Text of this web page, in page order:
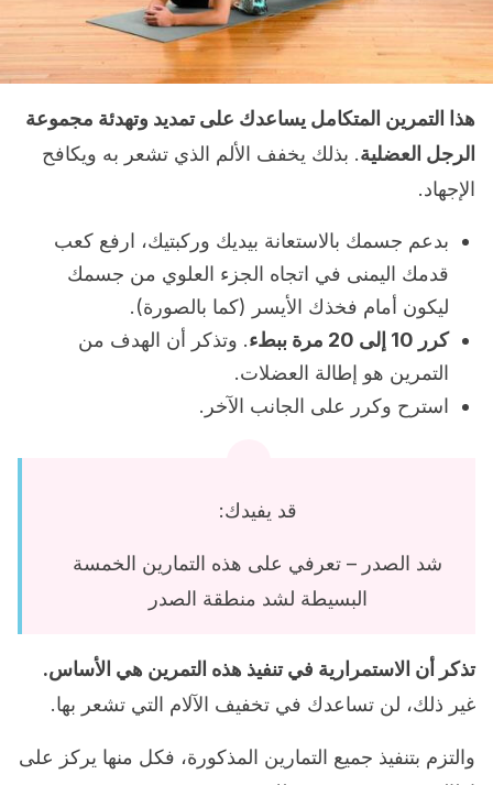
هذا التمرين المتكامل يساعدك على تمديد وتهدئة مجموعة
الرجل العضلية. بذلك يخفف الألم الذي تشعر به ويكافح
الإجهاد.
بدعم جسمك بالاستعانة بيديك وركبتيك، ارفع كعب
قدمك اليمنى في اتجاه الجزء العلوي من جسمك
ليكون أمام فخذك الأيسر (كما بالصورة).
كرر 10 إلى 20 مرة ببطء
. وتذكر أن الهدف من
التمرين هو إطالة العضلات.
استرح وكرر على الجانب الآخر.
قد يفيدك:
شد الصدر – تعرفي على هذه التمارين الخمسة
البسيطة لشد منطقة الصدر
تذكر أن الاستمرارية في تنفيذ هذه التمرين هي الأساس.
غير ذلك، لن تساعدك في تخفيف الآلام التي تشعر بها.
والتزم بتنفيذ جميع التمارين المذكورة، فكل منها يركز على